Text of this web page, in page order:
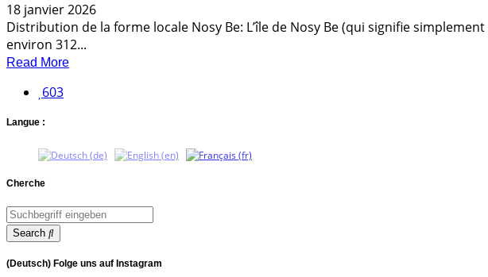
18 janvier 2026
Distribution de la forme locale Nosy Be: L’île de Nosy Be (qui signifie
environ 312...
Read More
603
Langue :
Cherche
Search
(Deutsch) Folge uns auf Instagram